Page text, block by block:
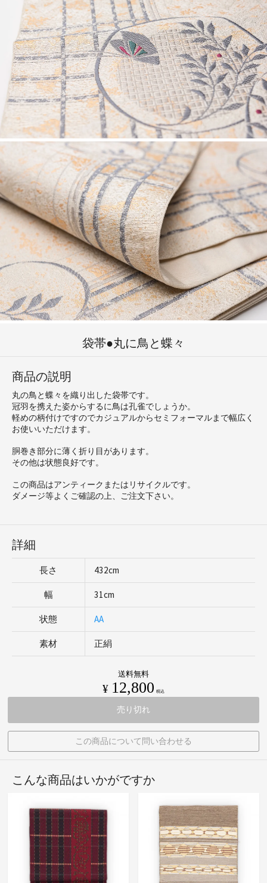
袋帯●丸に鳥と蝶々
商品の説明
丸の鳥と蝶々を織り出した袋帯です。
冠羽を携えた姿からするに鳥は孔雀でしょうか。
軽めの柄付けですのでカジュアルからセミフォーマルまで幅広く
お使いいただけます。
胴巻き部分に薄く折り目があります。
その他は状態良好です。
この商品はアンティークまたはリサイクルです。
ダメージ等よくご確認の上、ご注文下さい。
詳細
長さ 432cm
幅 31cm
状態 AA
素材 正絹
送料無料
¥ 12,800 税込
売り切れ
この商品について問い合わせる
こんな商品はいかがですか